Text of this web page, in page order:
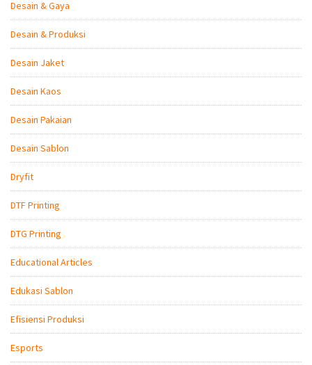
Desain & Gaya
Desain & Produksi
Desain Jaket
Desain Kaos
Desain Pakaian
Desain Sablon
Dryfit
DTF Printing
DTG Printing
Educational Articles
Edukasi Sablon
Efisiensi Produksi
Esports